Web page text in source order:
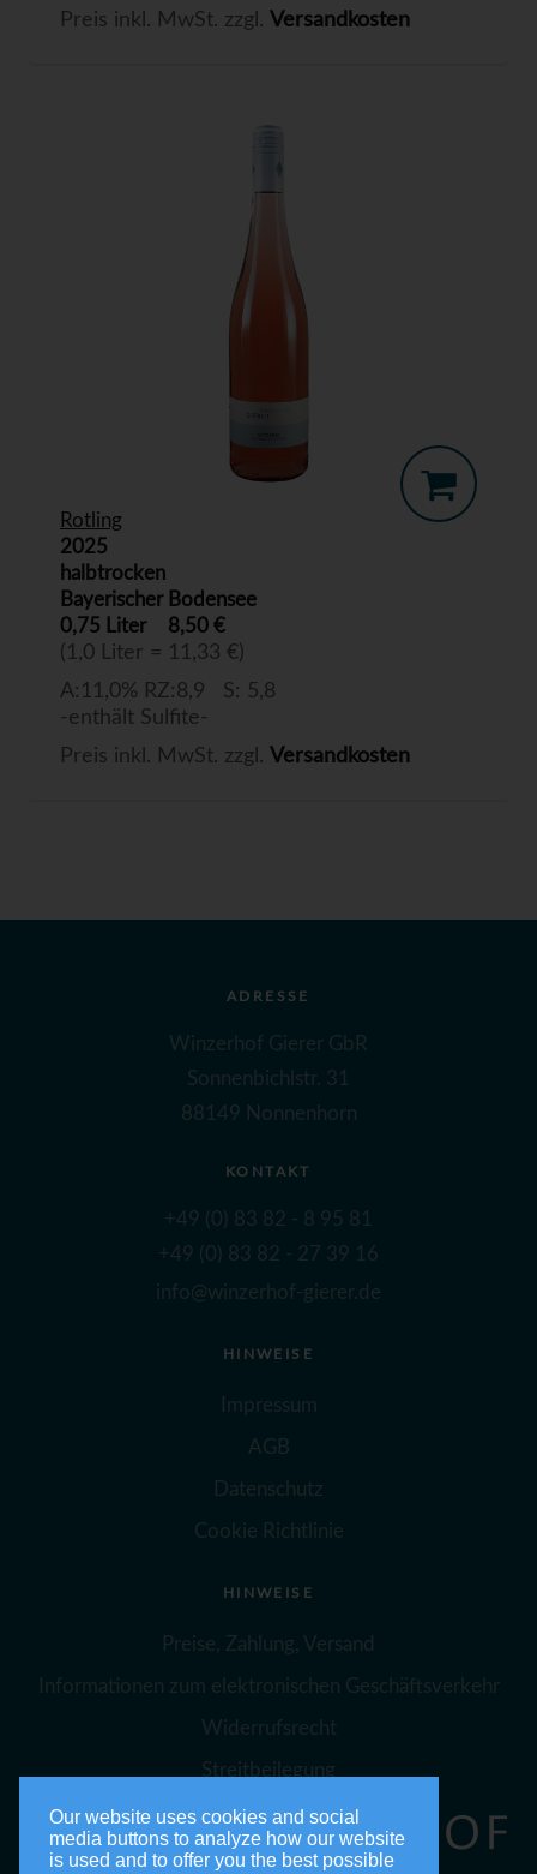
Preis inkl. MwSt. zzgl. Versandkosten
Rotling
2025
halbtrocken
Bayerischer Bodensee
0,75 Liter
8,50 €
(1,0 Liter = 11,33 €)
A:11,0% RZ:8,9 S: 5,8
-enthält Sulfite-
Preis inkl. MwSt. zzgl. Versandkosten
ADRESSE
Winzerhof Gierer GbR
Sonnenbichlstr. 31
88149 Nonnenhorn
KONTAKT
+49 (0) 83 82 - 8 95 81
+49 (0) 83 82 - 27 39 16
info@winzerhof-gierer.de
HINWEISE
Impressum
AGB
Datenschutz
Cookie Richtlinie
HINWEISE
Preise, Zahlung, Versand
Informationen zum elektronischen Geschäftsverkehr
Widerrufsrecht
Streitbeilegung
Our website uses cookies and social
media buttons to analyze how our website
is used and to offer you the best possible